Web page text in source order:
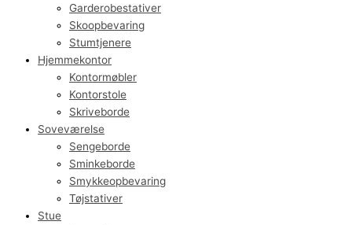
Garderobestativer
Skoopbevaring
Stumtjenere
Hjemmekontor
Kontormøbler
Kontorstole
Skriveborde
Soveværelse
Sengeborde
Sminkeborde
Smykkeopbevaring
Tøjstativer
Stue